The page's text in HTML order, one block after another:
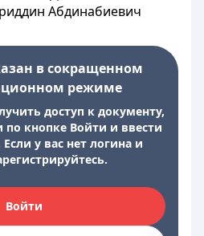
Абдинабиевич
в сокращенном
режиме
доступ к документу,
кнопке Войти и ввести
у вас нет логина и
Войти